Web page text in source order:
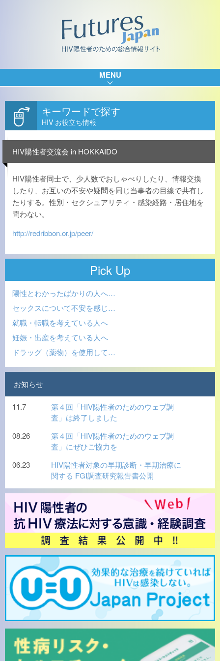
MENU
キーワードで探す
HIV お役立ち情報
HIV陽性者交流会 in HOKKAIDO
HIV陽性者同士で、少人数でおしゃべりしたり、情報交換
したり、お互いの不安や疑問を同じ当事者の目線で共有し
たりする。性別・セクシュアリティ・感染経路・居住地を
問わない。
http://redribbon.or.jp/peer/
Pick Up
陽性とわかったばかりの人へ…
セックスについて不安を感じ…
就職・転職を考えている人へ
妊娠・出産を考えている人へ
ドラッグ（薬物）を使用して…
お知らせ
11.7
第４回「HIV陽性者のためのウェブ調
査」は終了しました
08.26
第４回「HIV陽性者のためのウェブ調
査」にぜひご協力を
06.23
HIV陽性者対象の早期診断・早期治療に
関する FGI調査研究報告書公開